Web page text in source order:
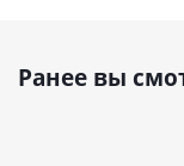
Ранее вы